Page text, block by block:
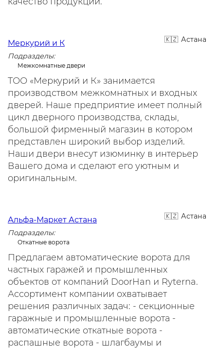
Астана
Меркурий и К
Подразделы:
Межкомнатные двери
ТОО «Меркурий и К» занимается
производством межкомнатных и входных
дверей. Наше предприятие имеет полный
цикл дверного производства, склады,
большой фирменный магазин в котором
представлен широкий выбор изделий.
Наши двери внесут изюминку в интерьер
Вашего дома и сделают его уютным и
оригинальным.
Астана
Альфа-Маркет Астана
Подразделы:
Откатные ворота
Предлагаем автоматические ворота для
частных гаражей и промышленных
объектов от компаний DoorHan и Ryterna.
Ассортимент компании охватывает
решения различных задач: - секционные
гаражные и промышленные ворота -
автоматические откатные ворота -
распашные ворота - шлагбаумы и